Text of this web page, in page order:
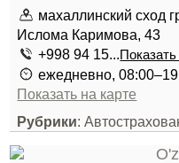
махаллинский сход
Ислома Каримова, 43
+998 94 15...
ежедневно,
Показать на карте
Рубрики: